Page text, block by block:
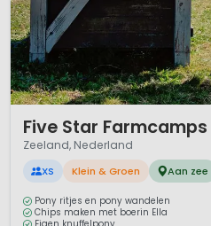
Five Star Farmcamps
Zeeland, Nederland
XS Klein & Groen Aan zee
Pony ritjes en pony wandelen
Chips maken met boerin Ella